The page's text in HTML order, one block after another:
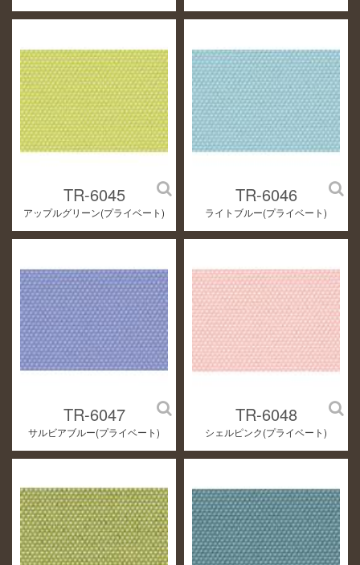
TR-6045
アップルグリーン(プライベート)
TR-6046
ライトブルー(プライベート)
TR-6047
サルビアブルー(プライベート)
TR-6048
シェルピンク(プライベート)